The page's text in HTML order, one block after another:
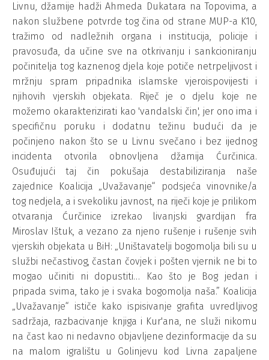
Livnu, džamije hadži Ahmeda Dukatara na Topovima, a
nakon službene potvrde tog čina od strane MUP-a K10,
tražimo od nadležnih organa i institucija, policije i
pravosuđa, da učine sve na otkrivanju i sankcioniranju
počinitelja tog kaznenog djela koje potiče netrpeljivost i
mržnju spram pripadnika islamske vjeroispovijesti i
njihovih vjerskih objekata. Riječ je o djelu koje ne
možemo okarakterizirati kao 'vandalski čin', jer ono ima i
specifičnu poruku i dodatnu težinu budući da je
počinjeno nakon što se u Livnu svečano i bez ijednog
incidenta otvorila obnovljena džamija Ćurčinica.
Osuđujući taj čin pokušaja destabiliziranja naše
zajednice Koalicija „Uvažavanje“ podsjeća vinovnike/a
tog nedjela, a i svekoliku javnost, na riječi koje je prilikom
otvaranja Ćurčinice izrekao livanjski gvardijan fra
Miroslav Ištuk, a vezano za njeno rušenje i rušenje svih
vjerskih objekata u BiH: „Uništavatelji bogomolja bili su u
službi nečastivog, častan čovjek i pošten vjernik ne bi to
mogao učiniti ni dopustiti… Kao što je Bog jedan i
pripada svima, tako je i svaka bogomolja naša.” Koalicija
„Uvažavanje“ ističe kako ispisivanje grafita uvredljivog
sadržaja, razbacivanje knjiga i Kur'ana, ne služi nikomu
na čast kao ni nedavno objavljene dezinformacije da su
na malom igralištu u Golinjevu kod Livna zapaljene